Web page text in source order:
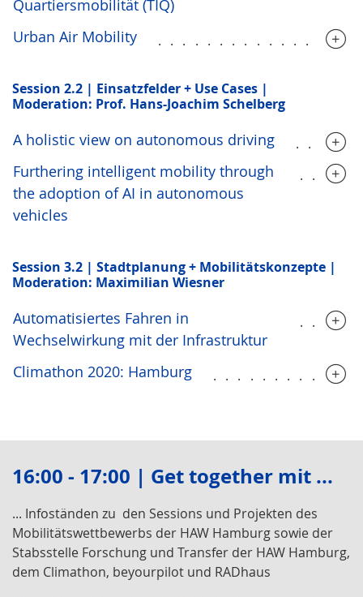
Session 3.2 | Stadtplanung + Mobilitätskonzepte |
Moderation: Maximilian Wiesner
Automatisiertes Fahren in
Wechselwirkung mit der Infrastruktur
Climathon 2020: Hamburg
Session 2.2 | Einsatzfelder + Use Cases |
Moderation: Prof. Hans-Joachim Schelberg
A holistic view on autonomous driving
Furthering intelligent mobility through
the adoption of AI in autonomous
vehicles
Quartiersmobilität (TIQ)
Urban Air Mobility
16:00 - 17:00 | Get together mit ...
... Infoständen zu den Sessions und Projekten des
Mobilitätswettbewerbs der HAW Hamburg sowie der
Stabsstelle Forschung und Transfer der HAW Hamburg,
dem Climathon, beyourpilot und RADhaus